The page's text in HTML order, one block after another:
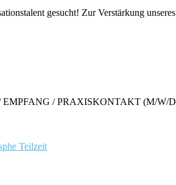
gesucht! Zur Verstärkung
/ PRAXISKONTAKT (M/W/D)!
Teilzeit